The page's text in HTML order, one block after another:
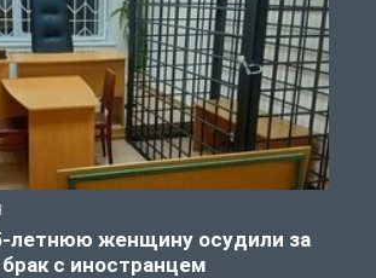
летнюю женщину осудили за
с иностранцем